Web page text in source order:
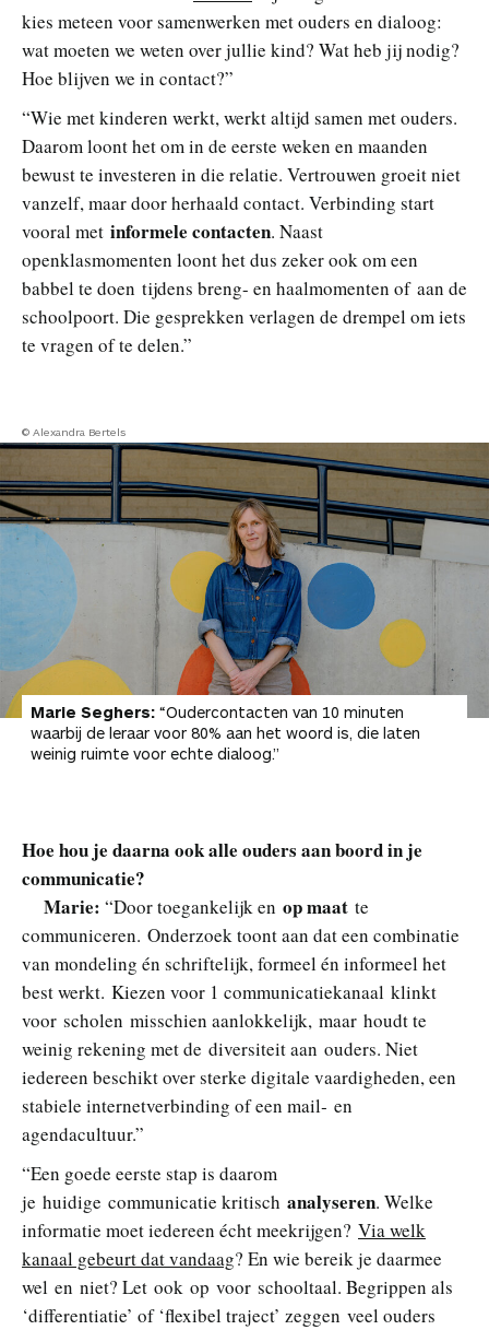
kies meteen voor samenwerken met ouders en dialoog:
wat moeten we weten over jullie kind? Wat heb jij nodig?
Hoe blijven we in contact?”
“Wie met kinderen werkt, werkt altijd samen met ouders.
Daarom loont het om in de eerste weken en maanden
bewust te investeren in die relatie. Vertrouwen groeit niet
vanzelf, maar door herhaald contact. Verbinding start
vooral met informele contacten. Naast
openklasmomenten loont het dus zeker ook om een
babbel te doen tijdens breng- en haalmomenten of aan de
schoolpoort. Die gesprekken verlagen de drempel om iets
te vragen of te delen.”
© Alexandra Bertels
Marie Seghers: “Oudercontacten van 10 minuten
waarbij de leraar voor 80% aan het woord is, die laten
weinig ruimte voor echte dialoog.”
Hoe hou je daarna ook alle ouders aan boord in je
communicatie?
Marie: “Door toegankelijk en op maat te
communiceren. Onderzoek toont aan dat een combinatie
van mondeling én schriftelijk, formeel én informeel het
best werkt. Kiezen voor 1 communicatiekanaal klinkt
voor scholen misschien aanlokkelijk, maar houdt te
weinig rekening met de diversiteit aan ouders. Niet
iedereen beschikt over sterke digitale vaardigheden, een
stabiele internetverbinding of een mail‑ en
agendacultuur.”
“Een goede eerste stap is daarom
je huidige communicatie kritisch analyseren. Welke
informatie moet iedereen écht meekrijgen? Via welk
kanaal gebeurt dat vandaag? En wie bereik je daarmee
wel en niet? Let ook op voor schooltaal. Begrippen als
‘differentiatie’ of ‘flexibel traject’ zeggen veel ouders